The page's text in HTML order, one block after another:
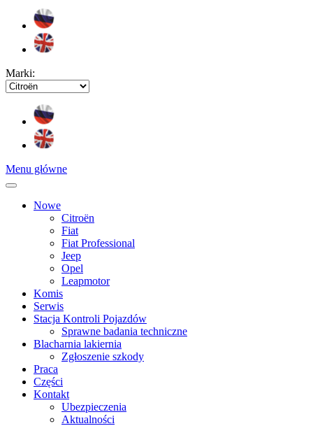
Marki:
Menu główne
Nowe
Citroën
Fiat
Fiat Professional
Jeep
Opel
Leapmotor
Komis
Serwis
Stacja Kontroli Pojazdów
Sprawne badania techniczne
Blacharnia lakiernia
Zgłoszenie szkody
Praca
Części
Kontakt
Ubezpieczenia
Aktualności